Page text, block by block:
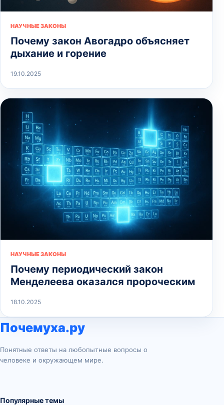
НАУЧНЫЕ ЗАКОНЫ
Почему закон Авогадро объясняет
дыхание и горение
19.10.2025
НАУЧНЫЕ ЗАКОНЫ
Почему периодический закон
Менделеева оказался пророческим
18.10.2025
Почемуха.ру
Понятные ответы на любопытные вопросы о
человеке и окружающем мире.
Популярные темы